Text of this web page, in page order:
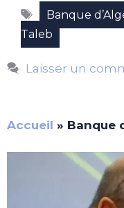
Étiquettes
Banque
Taleb
Laisser un
Accueil » Banque